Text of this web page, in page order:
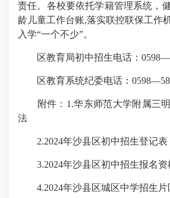
责任。各校要依托学籍管理系统，
龄儿童工作台账,落实联控联保工作
入学“一个不少”。
区教育局初中招生电话：0598—
区教育系统纪委电话：
附件：1.华东师范大学附属三明
法
2.2024年沙县区初中招生登记表
3.2024年沙县区初中招生报名资
4.2024年沙县区城区中学招生片